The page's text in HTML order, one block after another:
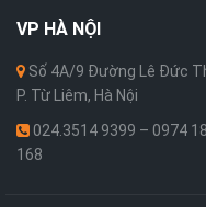
VP HÀ NỘI
Số 4A/9 Đường Lê Đức
P. Từ Liêm, Hà Nội
024.3514 9399 – 0974
168